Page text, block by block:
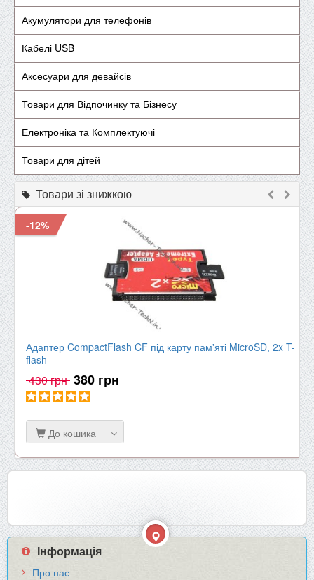
Акумулятори для телефонів
Кабелі USB
Аксесуари для девайсів
Товари для Відпочинку та Бізнесу
Електроніка та Комплектуючі
Товари для дітей
Товари зі знижкою
-12%
Адаптер CompactFlash CF під карту пам'яті MicroSD, 2x T-
flash
430 грн 380 грн
До кошика
Інформація
Про нас